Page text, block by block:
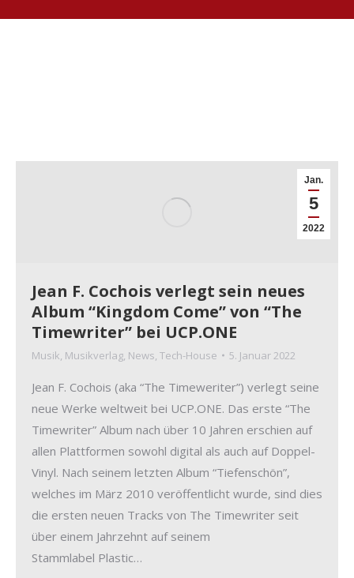
Jan.
5
2022
Jean F. Cochois verlegt sein neues
Album “Kingdom Come” von “The
Timewriter” bei UCP.ONE
Musik, Musikverlag, News, Tech-House 5. Januar 2022
Jean F. Cochois (aka “The Timeweriter”) verlegt seine
neue Werke weltweit bei UCP.ONE. Das erste “The
Timewriter” Album nach über 10 Jahren erschien auf
allen Plattformen sowohl digital als auch auf Doppel-
Vinyl. Nach seinem letzten Album “Tiefenschön”,
welches im März 2010 veröffentlicht wurde, sind dies
die ersten neuen Tracks von The Timewriter seit
über einem Jahrzehnt auf seinem
Stammlabel Plastic…